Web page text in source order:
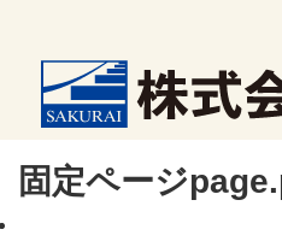
固定ページ